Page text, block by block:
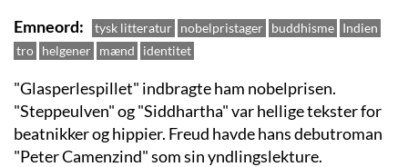
Emneord
tysk litteratur nobelpristager buddhisme Indien
tro helgener mænd identitet
"Glasperlespillet" indbragte ham nobelprisen.
"Steppeulven" og "Siddhartha" var hellige tekster for
beatnikker og hippier. Freud havde hans debutroman
"Peter Camenzind" som sin yndlingslekture.